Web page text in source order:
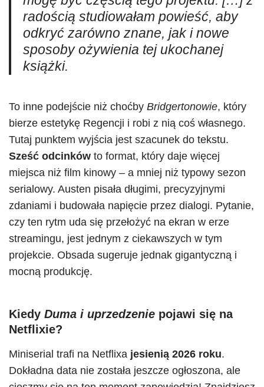
radością studiowałam powieść, aby
odkryć zarówno znane, jak i nowe
sposoby ożywienia tej ukochanej
książki.
To inne podejście niż choćby Bridgertonowie, który
bierze estetykę Regencji i robi z nią coś własnego.
Tutaj punktem wyjścia jest szacunek do tekstu.
Sześć odcinków to format, który daje więcej
miejsca niż film kinowy – a mniej niż typowy sezon
serialowy. Austen pisała długimi, precyzyjnymi
zdaniami i budowała napięcie przez dialogi. Pytanie,
czy ten rytm uda się przełożyć na ekran w erze
streamingu, jest jednym z ciekawszych w tym
projekcie. Obsada sugeruje jednak gigantyczną i
mocną produkcję.
Kiedy Duma i uprzedzenie pojawi się na
Netflixie?
Miniserial trafi na Netflixa jesienią 2026 roku.
Dokładna data nie została jeszcze ogłoszona, ale